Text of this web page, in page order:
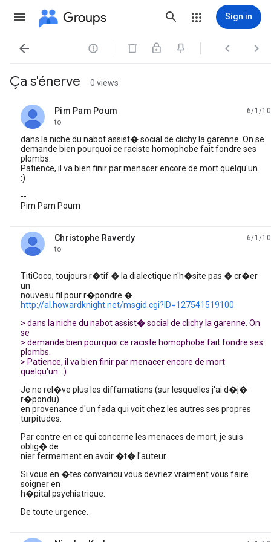
Groups Sign in
   
Ça s'énerve 0 views
Pim Pam Poum
unread,
6/1/10
to
dans la niche du nabot assist� social de clichy la garenne. On se
demande bien pourquoi ce raciste homophobe fait fondre ses
plombs.
Patience, il va bien finir par menacer encore de mort quelqu'un.
:)
--
Pim Pam Poum
Christophe Raverdy
unread,
6/1/10
to
TitiCoco, toujours r�tif � la dialectique n'h�site pas � cr�er
un
nouveau fil pour r�pondre �
http://al.howardknight.net/msgid.cgi?ID=127541519100
> dans la niche du nabot assist� social de clichy la garenne. On
se
> demande bien pourquoi ce raciste homophobe fait fondre ses
plombs.
> Patience, il va bien finir par menacer encore de mort
quelqu'un. :)
Je ne rel�ve plus les diffamations (sur lesquelles j'ai d�j�
r�pondu)
en provenance d'un fada qui voit chez les autres ses propres
turpitudes.
Par contre en ce qui concerne les menaces de mort, je suis
oblig� de
nier fermement en avoir �t� l'auteur.
Si vous en �tes convaincu vous devriez vraiment vous faire
soigner en
h�pital psychiatrique.
De toute urgence.